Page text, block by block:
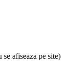
se afiseaza pe site)